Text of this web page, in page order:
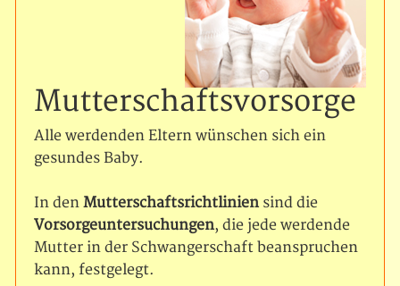
Mutterschaftsvorsorge
Alle werdenden Eltern wünschen sich ein
gesundes Baby.
In denMutterschaftsrichtlinien sind die
Vorsorgeuntersuchungen, die jede werdende
Mutter in der Schwangerschaft beanspruchen
kann, festgelegt.